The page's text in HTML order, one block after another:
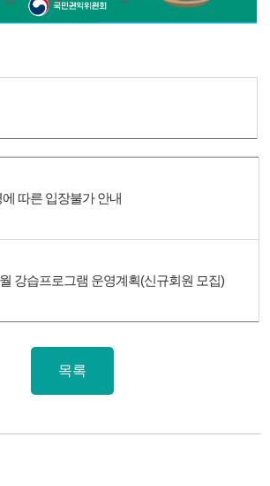
따른 입장불가 안내
강습프로그램 운영계획(신규회원 모집)
목록